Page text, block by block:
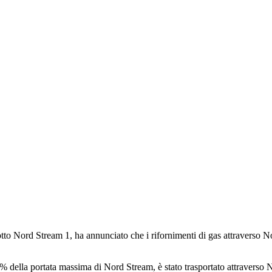
Nord Stream 1, ha annunciato che i rifornimenti di gas attraverso
portata massima di Nord Stream, è stato trasportato